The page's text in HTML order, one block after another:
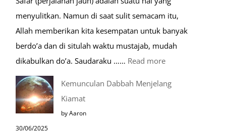
Berdoa
Saat
Umroh
menyulitkan. Namun di saat sulit semacam itu,
Allah memberikan kita kesempatan untuk banyak
berdo’a dan di situlah waktu mustajab, mudah
dikabulkan do’a. Saudaraku …… Read more:
Saat
Kemunculan Dabbah Menjelang
Kiamat
by Aaron
30/06/2025